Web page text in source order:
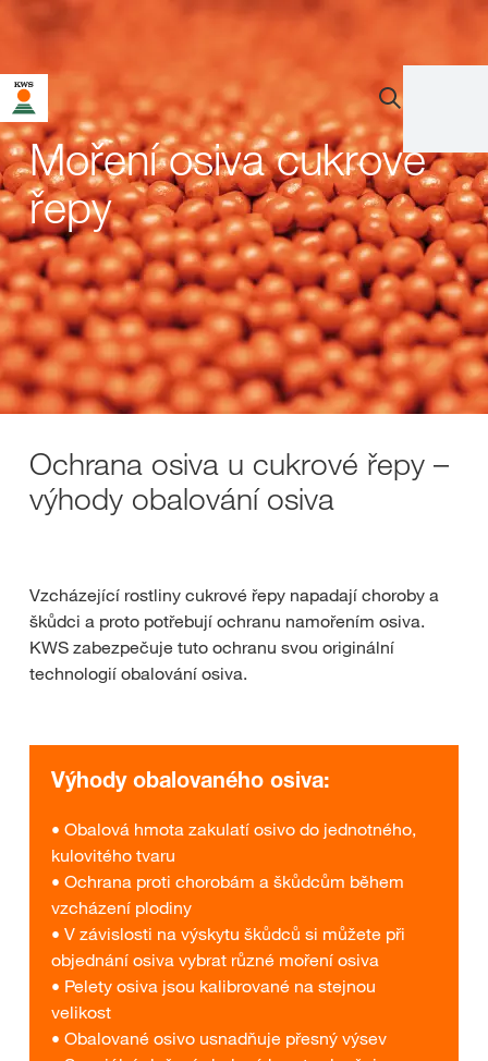
Moření osiva cukrové
řepy
Ochrana osiva u cukrové řepy –
výhody obalování osiva
Vzcházející rostliny cukrové řepy napadají choroby a
škůdci a proto potřebují ochranu namořením osiva.
KWS zabezpečuje tuto ochranu svou originální
technologií obalování osiva.
Výhody obalovaného osiva:
• Obalová hmota zakulatí osivo do jednotného,
kulovitého tvaru
• Ochrana proti chorobám a škůdcům během
vzcházení plodiny
• V závislosti na výskytu škůdců si můžete při
objednání osiva vybrat různé moření osiva
• Pelety osiva jsou kalibrované na stejnou
velikost
• Obalované osivo usnadňuje přesný výsev